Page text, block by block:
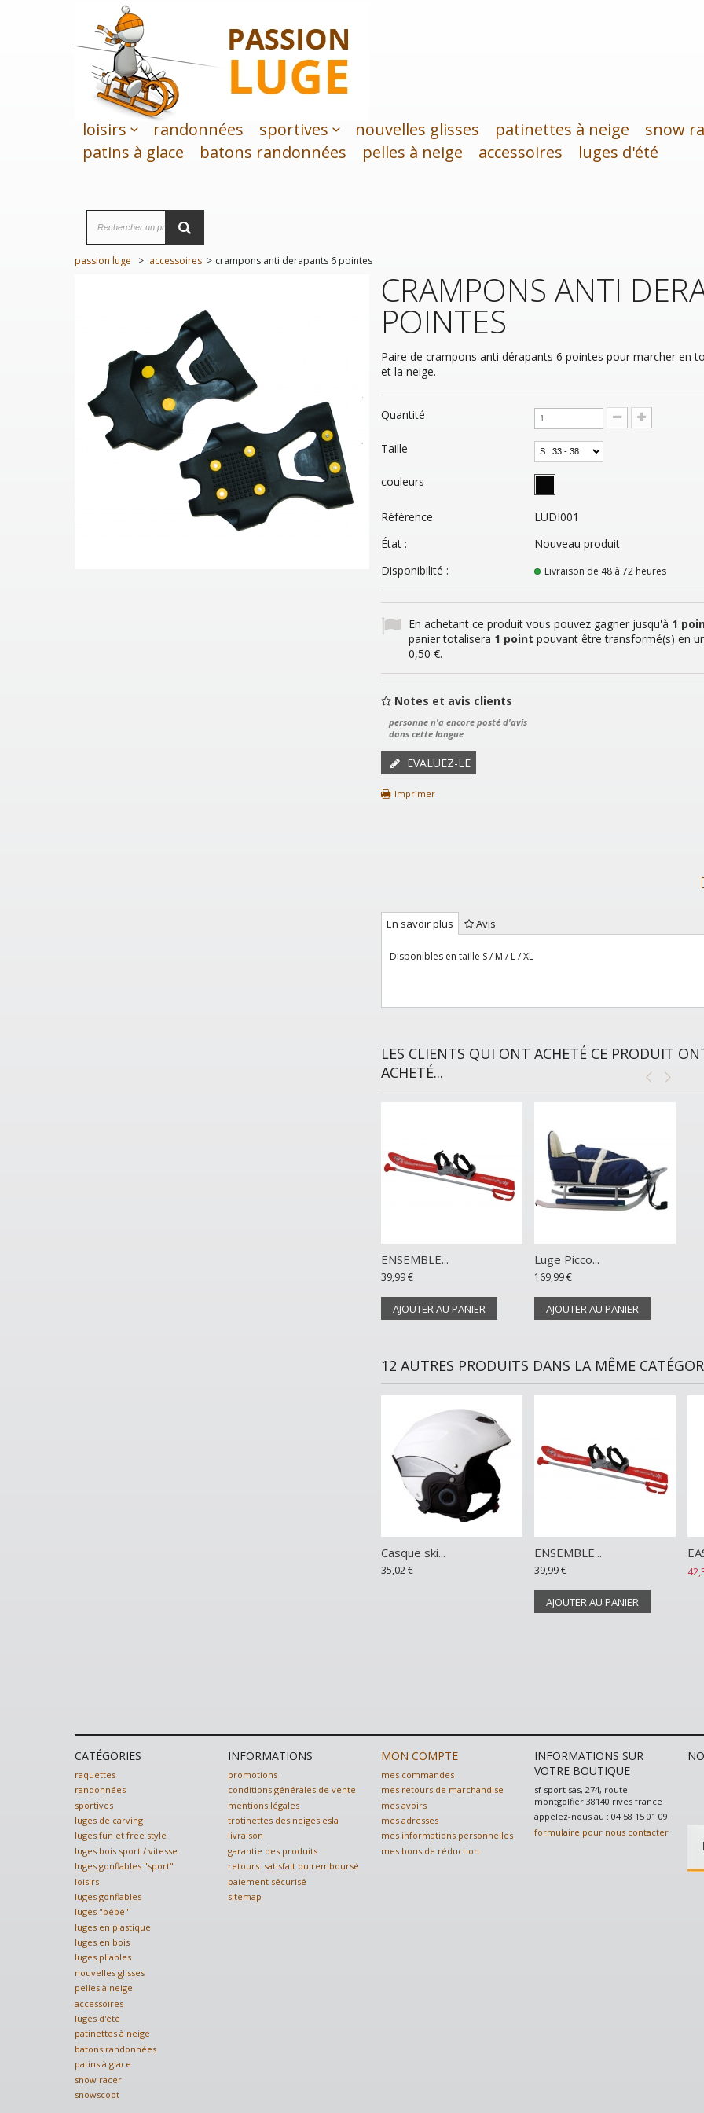
loisirs randonnées sportives nouvelles glisses patinettes à neige
snow
patins à glace
batons randonnées pelles à neige accessoires luges d'été
passion luge > accessoires > crampons anti derapants 6 pointes
CRAMPONS ANTI
POINTES
Paire de crampons anti dérapants 6 pointes pour marcher en
et la neige.
Quantité
Taille
couleurs
Référence
LUDI001
État :
Nouveau produit
Disponibilité :
Livraison de 48 à 72 heures
En achetant ce produit vous pouvez gagner jusqu'à 1
panier totalisera 1 point pouvant être transformé(s) en
0,50 €.
Notes et avis clients
personne n'a encore posté d'avis
dans cette langue
EVALUEZ-LE
Imprimer
En savoir plus Avis
Disponibles en taille S / M / L / XL
LES CLIENTS QUI ONT ACHETÉ CE PRODUIT
ACHETÉ...
ENSEMBLE...
39,99 €
AJOUTER AU PANIER
Luge Picco...
169,99 €
AJOUTER AU PANIER
12 AUTRES PRODUITS DANS LA MÊME
Casque ski...
35,02 €
ENSEMBLE...
39,99 €
AJOUTER AU PANIER
CATÉGORIES
raquettes
randonnées
sportives
luges de carving
luges fun et free style
luges bois sport / vitesse
luges gonflables "sport"
loisirs
luges gonflables
luges "bébé"
luges en plastique
luges en bois
luges pliables
nouvelles glisses
pelles à neige
accessoires
luges d'été
patinettes à neige
batons randonnées
patins à glace
snow racer
snowscoot
INFORMATIONS
promotions
conditions générales de vente
mentions légales
trotinettes des neiges esla
livraison
garantie des produits
retours: satisfait ou remboursé
paiement sécurisé
sitemap
MON COMPTE
mes commandes
mes retours de marchandise
mes avoirs
mes adresses
mes informations personnelles
mes bons de réduction
INFORMATIONS SUR
VOTRE BOUTIQUE
sf sport sas, 274, route
montgolfier 38140 rives france
appelez-nous au : 04 58 15 01 09
formulaire pour nous contacter